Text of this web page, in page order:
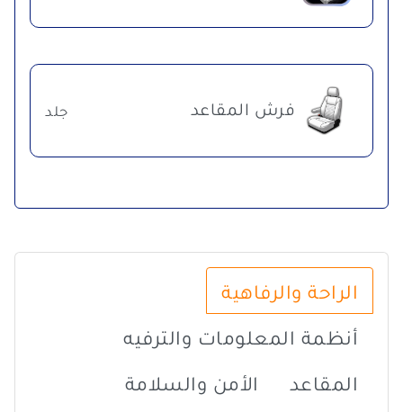
فرش المقاعد جلد
الراحة والرفاهية
أنظمة المعلومات والترفيه
المقاعد
الأمن والسلامة